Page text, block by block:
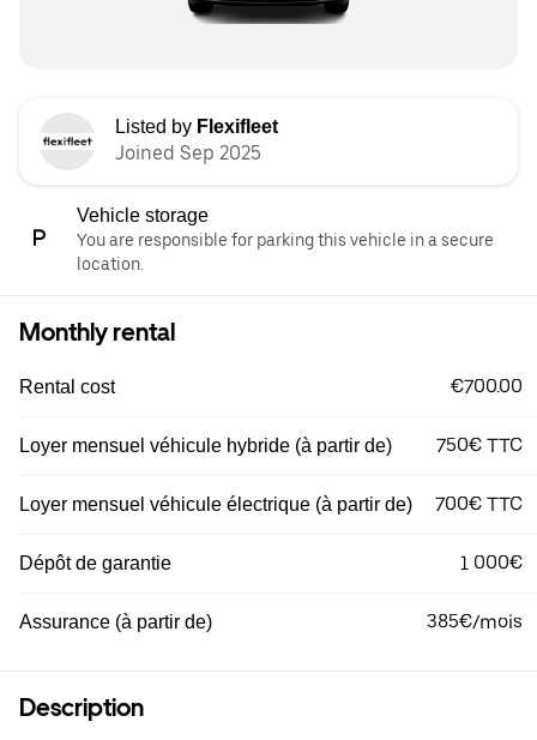
Listed by Flexifleet
Joined Sep 2025
Vehicle storage
You are responsible for parking this vehicle in a secure
location.
Monthly rental
Rental cost €700.00
Loyer mensuel véhicule hybride (à partir de) 750€ TTC
Loyer mensuel véhicule électrique (à partir de) 700€ TTC
Dépôt de garantie 1 000€
Assurance (à partir de) 385€/mois
Description